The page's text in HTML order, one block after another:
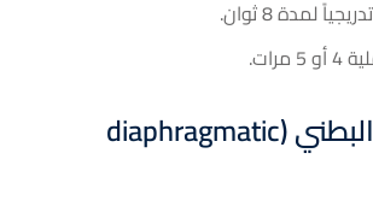
لمدة 8 ثوان.
(
diaphragmatic